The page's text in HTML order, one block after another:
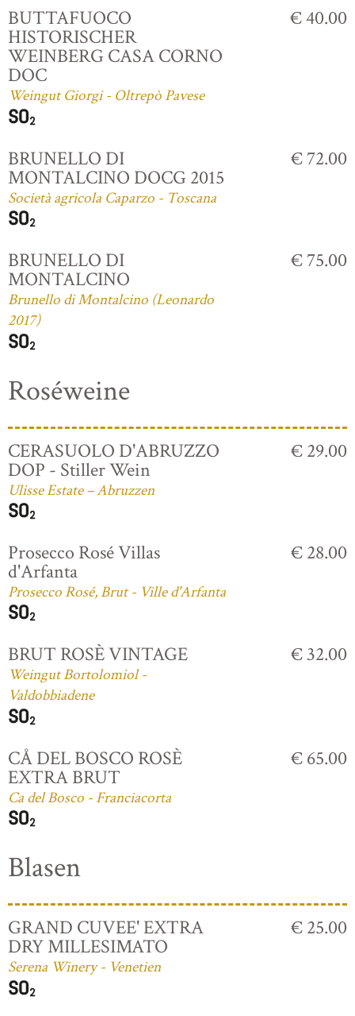
BUTTAFUOCO
HISTORISCHER
WEINBERG CASA CORNO
DOC
Weingut Giorgi - Oltrepò Pavese
€ 40.00
BRUNELLO DI
MONTALCINO DOCG 2015
Società agricola Caparzo - Toscana
€ 72.00
BRUNELLO DI
MONTALCINO
Brunello di Montalcino (Leonardo
2017)
€ 75.00
Roséweine
CERASUOLO D'ABRUZZO
DOP - Stiller Wein
Ulisse Estate – Abruzzen
€ 29.00
Prosecco Rosé Villas
d'Arfanta
Prosecco Rosé, Brut - Ville d'Arfanta
€ 28.00
BRUT ROSÈ VINTAGE
Weingut Bortolomiol -
Valdobbiadene
€ 32.00
CÅ DEL BOSCO ROSÈ
EXTRA BRUT
Ca del Bosco - Franciacorta
€ 65.00
Blasen
GRAND CUVEE' EXTRA
DRY MILLESIMATO
Serena Winery - Venetien
€ 25.00